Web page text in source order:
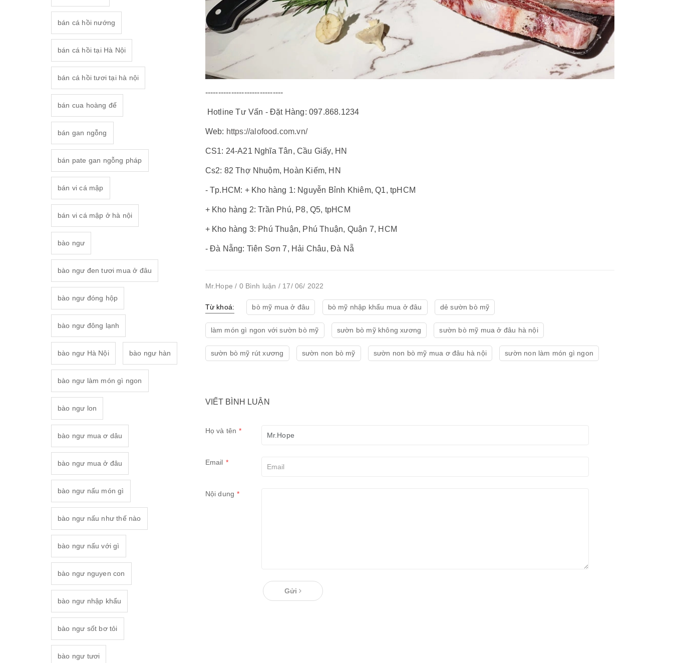
------------------------------
Hotline Tư Vấn - Đặt Hàng: 097.868.1234
Web: https://alofood.com.vn/
CS1: 24-A21 Nghĩa Tân, Cầu Giấy, HN
Cs2: 82 Thợ Nhuộm, Hoàn Kiếm, HN
- Tp.HCM: + Kho hàng 1: Nguyễn Bỉnh Khiêm, Q1, tpHCM
+ Kho hàng 2: Trần Phú, P8, Q5, tpHCM
+ Kho hàng 3: Phú Thuận, Phú Thuận, Quận 7, HCM
- Đà Nẵng: Tiên Sơn 7, Hải Châu, Đà Nẵ
Mr.Hope / 0 Bình luận / 17/ 06/ 2022
Từ khoá: bò mỹ mua ở đâu bò mỹ nhập khẩu mua ở đâu dẻ sườn bò mỹ
làm món gì ngon với sườn bò mỹ sườn bò mỹ không xương sườn bò mỹ mua ở đâu hà nội
sườn bò mỹ rút xương sườn non bò mỹ sườn non bò mỹ mua ơ đâu hà nội sườn non làm món gì ngon
VIẾT BÌNH LUẬN
Họ và tên *
Email *
Nội dung *
Gửi
bán cá hồi nướng
bán cá hồi tại Hà Nội
bán cá hồi tươi tại hà nội
bán cua hoàng đế
bán gan ngỗng
bán pate gan ngỗng pháp
bán vi cá mập
bán vi cá mập ở hà nội
bào ngư
bào ngư đen tươi mua ở đâu
bào ngư đóng hộp
bào ngư đông lạnh
bào ngư Hà Nội bào ngư hàn
bào ngư làm món gì ngon
bào ngư lon
bào ngư mua ơ dâu
bào ngư mua ở đâu
bào ngư nấu món gì
bào ngư nấu như thế nào
bào ngư nấu với gì
bào ngư nguyen con
bào ngư nhập khẩu
bào ngư sốt bơ tỏi
bào ngư tươi